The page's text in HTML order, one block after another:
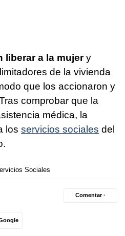
liberar a la mujery
de la vivienda
que los accionaron y
comprobar que la
médica, la
los servicios sociales del
Sociales
Comentar ·